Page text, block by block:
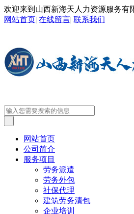
欢迎来到山西新海天人力资源服务有
网站首页| 在线留言| 联系我们
网站首页
公司简介
服务项目
劳务派遣
劳务外包
社保代理
建筑劳务清包
企业培训